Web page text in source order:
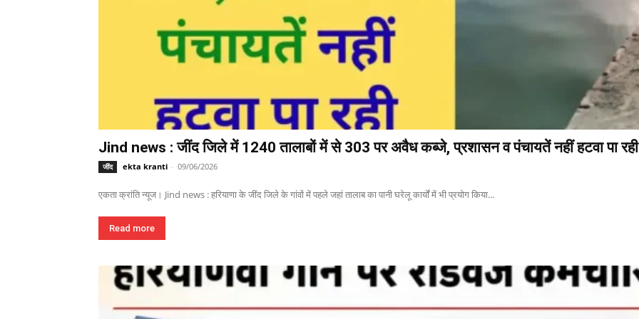
Jind news : जींद जिले में 1240 तालाबों में से 303 पर अवैध कब्जे, प्रशासन व पंचायतें नहीं हटवा पा रही
जींद ekta kranti - 09/06/2026
एकता क्रांति न्यूज। Jind news : हरियाणा के जींद जिले के गांवों में पहले जहां तालाब का पानी घरेलू कार्यों में भी प्रयोग किया...
Read more